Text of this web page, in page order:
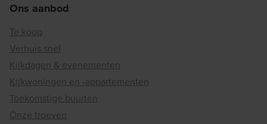
Ons aanbod
Te koop
Verhuis snel
Kijkdagen & evenementen
Kijkwoningen en -appartementen
Toekomstige buurten
Onze troeven